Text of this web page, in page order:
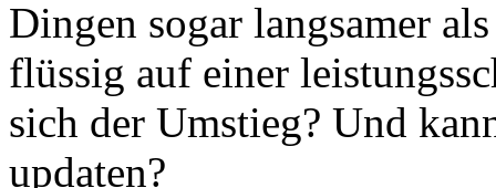
Dingen sogar langsamer
flüssig auf einer
sich der Umstieg? Und
updaten?